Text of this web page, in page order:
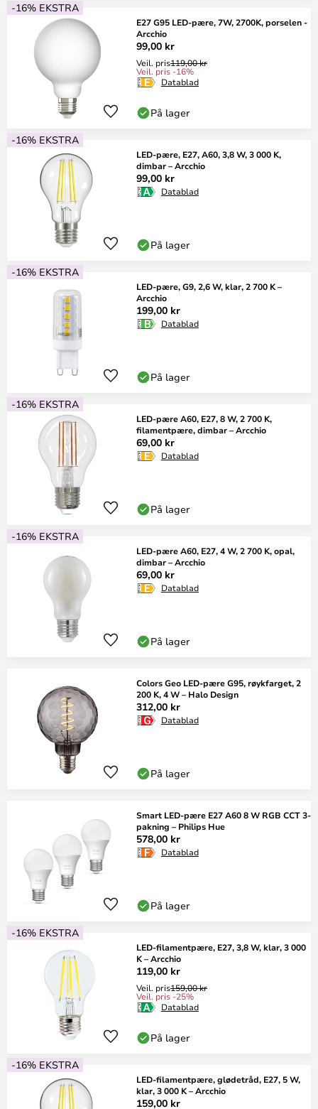
-16% EKSTRA
E27 G95 LED-pære, 7W, 2700K, porselen -
Arcchio
99,00 kr
Veil. pris119,00 kr
Veil. pris -16%
Datablad
På lager
-16% EKSTRA
LED-pære, E27, A60, 3,8 W, 3 000 K,
dimbar – Arcchio
99,00 kr
Datablad
På lager
-16% EKSTRA
LED-pære, G9, 2,6 W, klar, 2 700 K –
Arcchio
199,00 kr
Datablad
På lager
-16% EKSTRA
LED-pære A60, E27, 8 W, 2 700 K,
filamentpære, dimbar – Arcchio
69,00 kr
Datablad
På lager
-16% EKSTRA
LED-pære A60, E27, 4 W, 2 700 K, opal,
dimbar – Arcchio
69,00 kr
Datablad
På lager
Colors Geo LED-pære G95, røykfarget, 2
200 K, 4 W – Halo Design
312,00 kr
Datablad
På lager
Smart LED-pære E27 A60 8 W RGB CCT 3-
pakning – Philips Hue
578,00 kr
Datablad
På lager
-16% EKSTRA
LED-filamentpære, E27, 3,8 W, klar, 3 000
K – Arcchio
119,00 kr
Veil. pris159,00 kr
Veil. pris -25%
Datablad
På lager
-16% EKSTRA
LED-filamentpære, glødetråd, E27, 5 W,
klar, 3 000 K – Arcchio
159,00 kr